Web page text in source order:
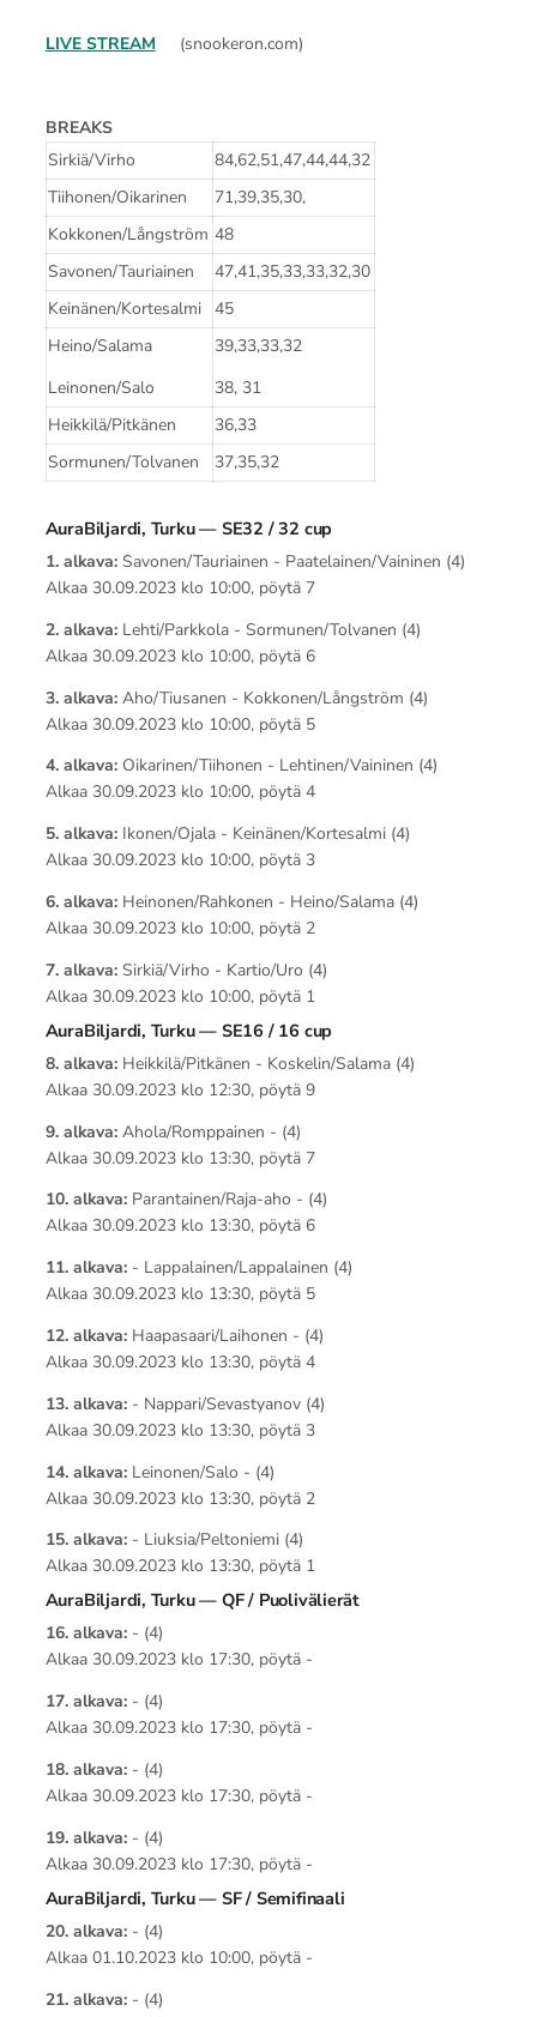
LIVE STREAM (snookeron.com)
BREAKS
Sirkiä/Virho
84,62,51,47,44,44,32
Tiihonen/Oikarinen
71,39,35,30,
Kokkonen/Långström 48
Savonen/Tauriainen
47,41,35,33,33,32,30
Keinänen/Kortesalmi 45
Heino/Salama
Leinonen/Salo
39,33,33,32
38, 31
Heikkilä/Pitkänen
36,33
Sormunen/Tolvanen
37,35,32
AuraBiljardi, Turku — SE32 / 32 cup
1. alkava:Savonen/Tauriainen - Paatelainen/Vaininen (4)
Alkaa 30.09.2023 klo 10:00, pöytä 7
2. alkava:Lehti/Parkkola - Sormunen/Tolvanen (4)
Alkaa 30.09.2023 klo 10:00, pöytä 6
3. alkava:Aho/Tiusanen - Kokkonen/Långström (4)
Alkaa 30.09.2023 klo 10:00, pöytä 5
4. alkava:Oikarinen/Tiihonen - Lehtinen/Vaininen (4)
Alkaa 30.09.2023 klo 10:00, pöytä 4
5. alkava:Ikonen/Ojala - Keinänen/Kortesalmi (4)
Alkaa 30.09.2023 klo 10:00, pöytä 3
6. alkava:Heinonen/Rahkonen - Heino/Salama (4)
Alkaa 30.09.2023 klo 10:00, pöytä 2
7. alkava:Sirkiä/Virho - Kartio/Uro (4)
Alkaa 30.09.2023 klo 10:00, pöytä 1
AuraBiljardi, Turku — SE16 / 16 cup
8. alkava:Heikkilä/Pitkänen - Koskelin/Salama (4)
Alkaa 30.09.2023 klo 12:30, pöytä 9
9. alkava:Ahola/Romppainen - (4)
Alkaa 30.09.2023 klo 13:30, pöytä 7
10. alkava:Parantainen/Raja-aho - (4)
Alkaa 30.09.2023 klo 13:30, pöytä 6
11. alkava:- Lappalainen/Lappalainen (4)
Alkaa 30.09.2023 klo 13:30, pöytä 5
12. alkava:Haapasaari/Laihonen - (4)
Alkaa 30.09.2023 klo 13:30, pöytä 4
13. alkava:- Nappari/Sevastyanov (4)
Alkaa 30.09.2023 klo 13:30, pöytä 3
14. alkava:Leinonen/Salo - (4)
Alkaa 30.09.2023 klo 13:30, pöytä 2
15. alkava:- Liuksia/Peltoniemi (4)
Alkaa 30.09.2023 klo 13:30, pöytä 1
AuraBiljardi, Turku — QF / Puolivälierät
16. alkava:- (4)
Alkaa 30.09.2023 klo 17:30, pöytä -
17. alkava:- (4)
Alkaa 30.09.2023 klo 17:30, pöytä -
18. alkava:- (4)
Alkaa 30.09.2023 klo 17:30, pöytä -
19. alkava:- (4)
Alkaa 30.09.2023 klo 17:30, pöytä -
AuraBiljardi, Turku — SF / Semifinaali
20. alkava:- (4)
Alkaa 01.10.2023 klo 10:00, pöytä -
21. alkava:- (4)